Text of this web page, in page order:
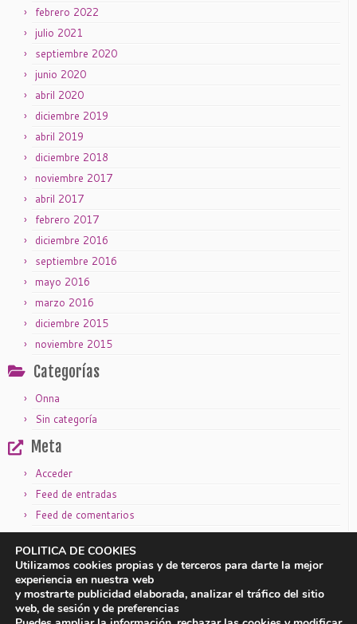
febrero 2022
julio 2021
septiembre 2020
junio 2020
abril 2020
diciembre 2019
abril 2019
diciembre 2018
noviembre 2017
abril 2017
febrero 2017
diciembre 2016
septiembre 2016
mayo 2016
marzo 2016
diciembre 2015
noviembre 2015
Categorías
Onna
Sin categoría
Meta
Acceder
Feed de entradas
Feed de comentarios
WordPress.org
Aviso legal| Política de privacidad
POLITICA DE COOKIES
Utilizamos cookies propias y de terceros para darte la mejor
experiencia en nuestra web
y mostrarte publicidad elaborada, analizar el tráfico del sitio
web, de sesión y de preferencias